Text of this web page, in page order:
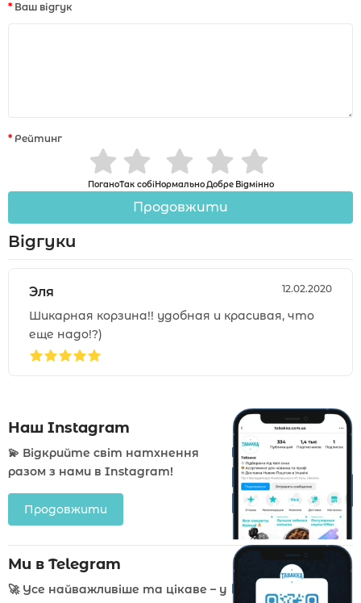
Ваш відгук
Рейтинг
ПоганоТак собіНормальноДобре Відмінно
Продовжити
Відгуки
Эля 12.02.2020
Шикарная корзина!! удобная и красивая, что
еще надо!?)
Наш Instagram
💫 Відкрийте світ натхнення
разом з нами в Instagram!
Продовжити
Ми в Telegram
🚀 Усе найважливіше та цікаве – у